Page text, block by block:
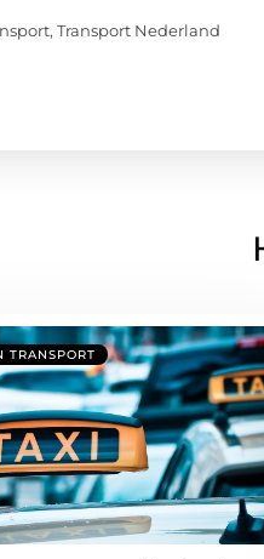
, Transport Nederland
TRANSPORT